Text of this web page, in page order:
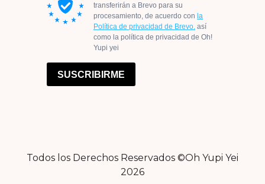
Todos los Derechos Reservados ©Oh Yupi Yei
2026